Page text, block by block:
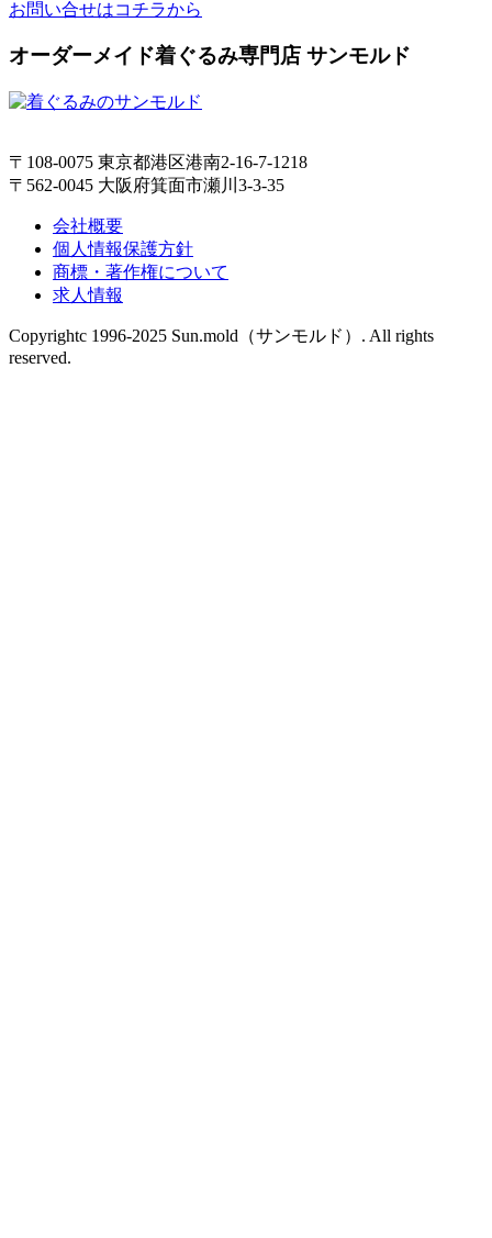
お問い合せはコチラから
オーダーメイド着ぐるみ専門店 サンモルド
〒108-0075 東京都港区港南2-16-7-1218
〒562-0045 大阪府箕面市瀬川3-3-35
会社概要
個人情報保護方針
商標・著作権について
求人情報
Copyrightc 1996-2025 Sun.mold（サンモルド）. All rights
reserved.